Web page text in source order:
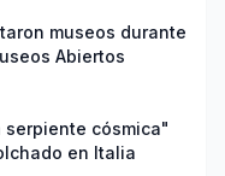
museos durante
Abiertos
cósmica"
en Italia